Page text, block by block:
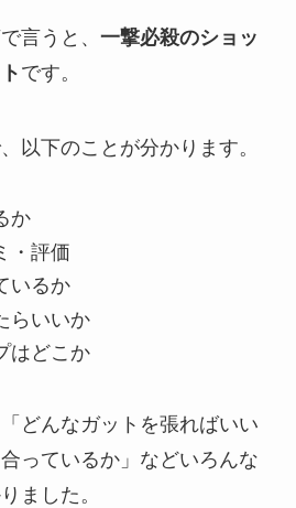
言うと、 一撃必殺のショッ
です。
以下のことが分かります。
か
・評価
いるか
らいいか
はどこか
どんなガットを張ればいい
っているか」などいろんな
ました。